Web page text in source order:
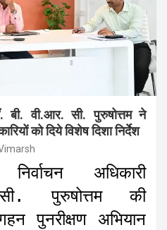
बी. वी.आर. सी. पुरुषोत्तम ने
को दिये विशेष दिशा निर्देश
अधिकारी
पुरुषोत्तम की
पुनरीक्षण अभियान